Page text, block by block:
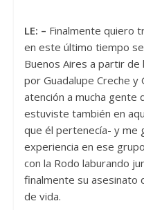
LE: – Finalmente quiero
en este último tiempo
Buenos Aires a partir
por Guadalupe Creche y
atención a mucha gente
estuviste también en
que él pertenecía- y me
experiencia en ese
con la Rodo laburando
finalmente su asesinato
de vida.